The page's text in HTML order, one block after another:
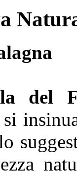
del
si